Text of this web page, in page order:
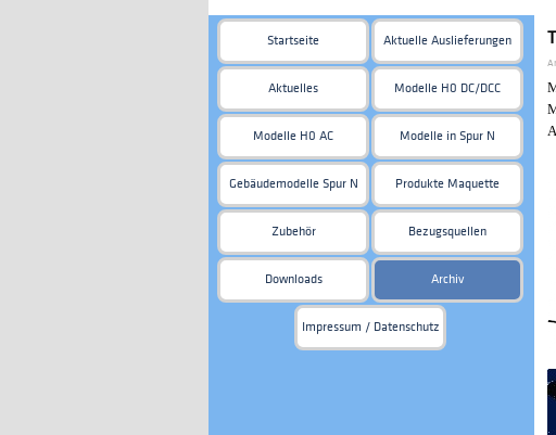
Startseite Aktuelle Auslieferungen
Aktuelles Modelle H0 DC/DCC
Modelle H0 AC Modelle in Spur N
Gebäudemodelle Spur N Produkte Maquette
Zubehör Bezugsquellen
Downloads Archiv
Impressum / Datenschutz